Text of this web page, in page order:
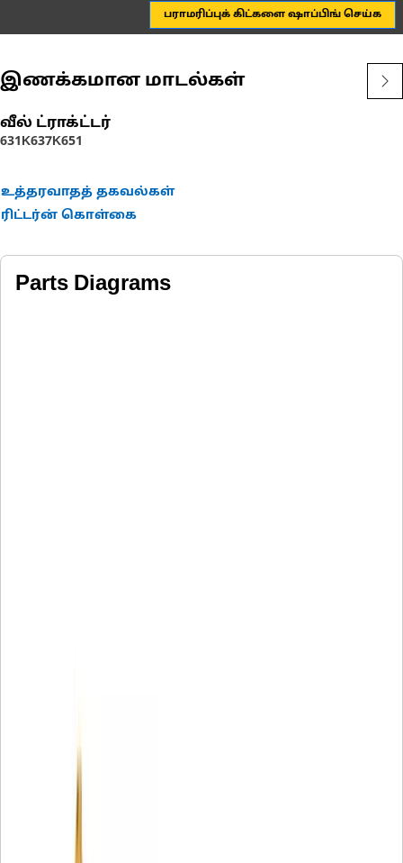
பராமரிப்புக் கிட்களை ஷாப்பிங் செய்க
இணக்கமான மாடல்கள்
வீல் ட்ராக்ட்டர்
631K637K651
உத்தரவாதத் தகவல்கள்
ரிட்டர்ன் கொள்கை
Parts Diagrams